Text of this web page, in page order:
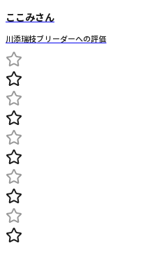
ここみさん
川添瑞枝ブリーダーへの評価